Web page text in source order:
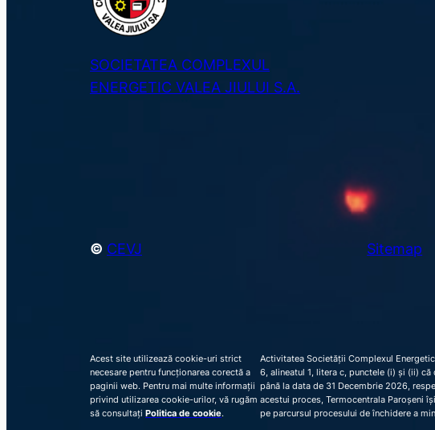
SOCIETATEA COMPLEXUL
ENERGETIC VALEA JIULUI S.A.
© CEVJ Sitemap
Acest site utilizează cookie-uri strict
necesare pentru funcționarea corectă a
paginii web. Pentru mai multe informații
privind utilizarea cookie-urilor, vă rugăm
să consultați Politica de cookie.
Activitatea Societății Complexul
6, alineatul 1, litera c, punctele (i) și (ii)
până la data de 31 Decembrie 2026,
acestui proces, Termocentrala Paroșeni
pe parcursul procesului de închidere a